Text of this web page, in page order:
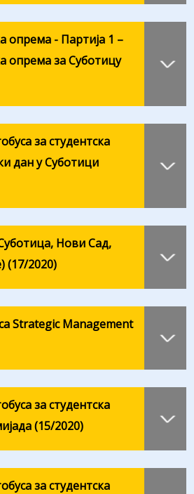
опрема - Партија 1 –
опрема за Суботицу
за студентска
дан у Суботици
Нови Сад,
(17/2020)
Strategic Management
за студентска
(15/2020)
за студентска